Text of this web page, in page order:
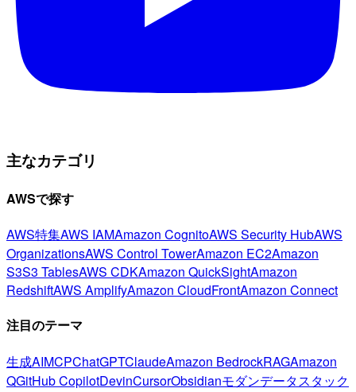
主なカテゴリ
AWSで探す
AWS特集AWS IAMAmazon CognitoAWS Security HubAWS
OrganizationsAWS Control TowerAmazon EC2Amazon
S3S3 TablesAWS CDKAmazon QuickSightAmazon
RedshiftAWS AmplifyAmazon CloudFrontAmazon Connect
注目のテーマ
生成AIMCPChatGPTClaudeAmazon BedrockRAGAmazon
QGitHub CopilotDevinCursorObsidianモダンデータスタック